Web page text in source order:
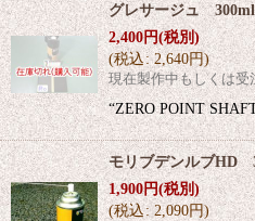
グレサージュ 300ml
2,400円(税別)
(税込: 2,640円)
現在製作中もしくは受
“ZERO POINT
モリブデンルブHD
1,900円(税別)
(税込: 2,090円)